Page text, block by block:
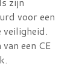
voor een
een CE